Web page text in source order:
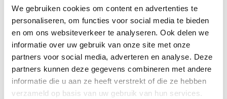
We gebruiken cookies om content en advertenties te
personaliseren, om functies voor social media te bieden
en om ons websiteverkeer te analyseren. Ook delen we
informatie over uw gebruik van onze site met onze
partners voor social media, adverteren en analyse. Deze
partners kunnen deze gegevens combineren met andere
informatie die u aan ze heeft verstrekt of die ze hebben
verzameld op basis van uw gebruik van hun services.
vergunningverleningsproces. Deze ervaringen worden
actief met elkaar gedeeld om zo te leren van elkaars
creativiteit. De omgevingsdiensten werken immers aan
het gezamenlijke doel van een schone en veilige
leefomgeving.”
“Schouder aan schouder” met elkaar
Naast de samenwerking met elkaar, wordt ook de